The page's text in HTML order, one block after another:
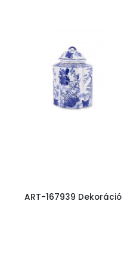
ART-167939 Dekoráció